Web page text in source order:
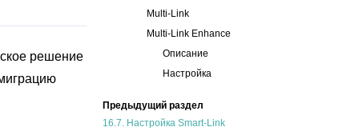
решение
Multi-Link
Multi-Link Enhance
Описание
Настройка
Предыдущий раздел
16.7. Настройка Smart-Link